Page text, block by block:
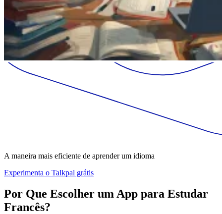
A maneira mais eficiente de aprender um idioma
Experimenta o Talkpal grátis
Por Que Escolher um App para Estudar
Francês?